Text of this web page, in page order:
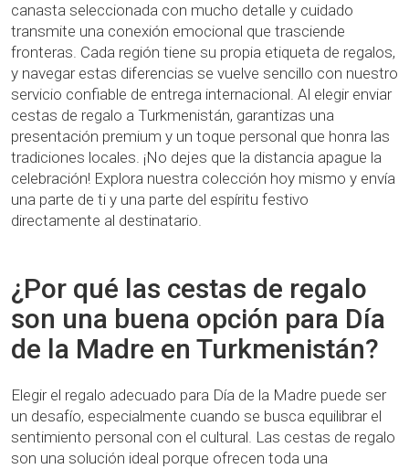
canasta seleccionada con mucho detalle y cuidado
transmite una conexión emocional que trasciende
fronteras. Cada región tiene su propia etiqueta de regalos,
y navegar estas diferencias se vuelve sencillo con nuestro
servicio confiable de entrega internacional. Al elegir enviar
cestas de regalo a Turkmenistán, garantizas una
presentación premium y un toque personal que honra las
tradiciones locales. ¡No dejes que la distancia apague la
celebración! Explora nuestra colección hoy mismo y envía
una parte de ti y una parte del espíritu festivo
directamente al destinatario.
¿Por qué las cestas de regalo
son una buena opción para Día
de la Madre en Turkmenistán?
Elegir el regalo adecuado para Día de la Madre puede ser
un desafío, especialmente cuando se busca equilibrar el
sentimiento personal con el cultural. Las cestas de regalo
son una solución ideal porque ofrecen toda una